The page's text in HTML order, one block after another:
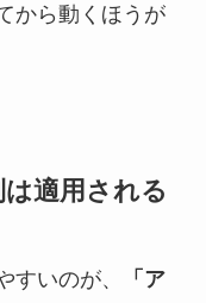
から動くほうが
適用される
すいのが、
「ア